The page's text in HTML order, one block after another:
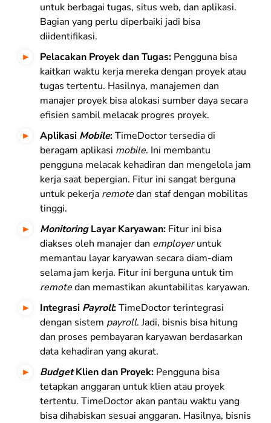
untuk berbagai tugas, situs web, dan aplikasi.
Bagian yang perlu diperbaiki jadi bisa
diidentifikasi.
Pelacakan Proyek dan Tugas: Pengguna bisa
kaitkan waktu kerja mereka dengan proyek atau
tugas tertentu. Hasilnya, manajemen dan
manajer proyek bisa alokasi sumber daya secara
efisien sambil melacak progres proyek.
Aplikasi Mobile:TimeDoctor tersedia di
beragam aplikasi mobile. Ini membantu
pengguna melacak kehadiran dan mengelola jam
kerja saat bepergian. Fitur ini sangat berguna
untuk pekerja remotedan staf dengan mobilitas
tinggi.
MonitoringLayar Karyawan: Fitur ini bisa
diakses oleh manajer dan employeruntuk
memantau layar karyawan secara diam-diam
selama jam kerja. Fitur ini berguna untuk tim
remotedan memastikan akuntabilitas karyawan.
Integrasi Payroll:TimeDoctor terintegrasi
dengan sistem payroll. Jadi, bisnis bisa hitung
dan proses pembayaran karyawan berdasarkan
data kehadiran yang akurat.
BudgetKlien dan Proyek: Pengguna bisa
tetapkan anggaran untuk klien atau proyek
tertentu. TimeDoctor akan pantau waktu yang
bisa dihabiskan sesuai anggaran. Hasilnya, bisnis